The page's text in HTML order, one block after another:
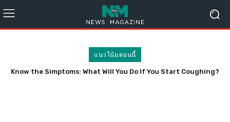
แนวโน้มตอนนี้
Know the Simptoms: What Will You Do If You Start Coughing?